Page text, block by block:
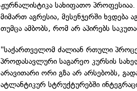
ჟურნალისტიკა სახიფათო
მიმართ აგრესია, მესენჯერში ხვდება
თუმცა ამბობს, რომ არ აპირებს
"საქართველომ ძალიან რთული
პროდასავლური საგარეო კურსის
არავითარი ორი გზა არ არსებობს,
ატლანტიკურ სტრუქტურებში